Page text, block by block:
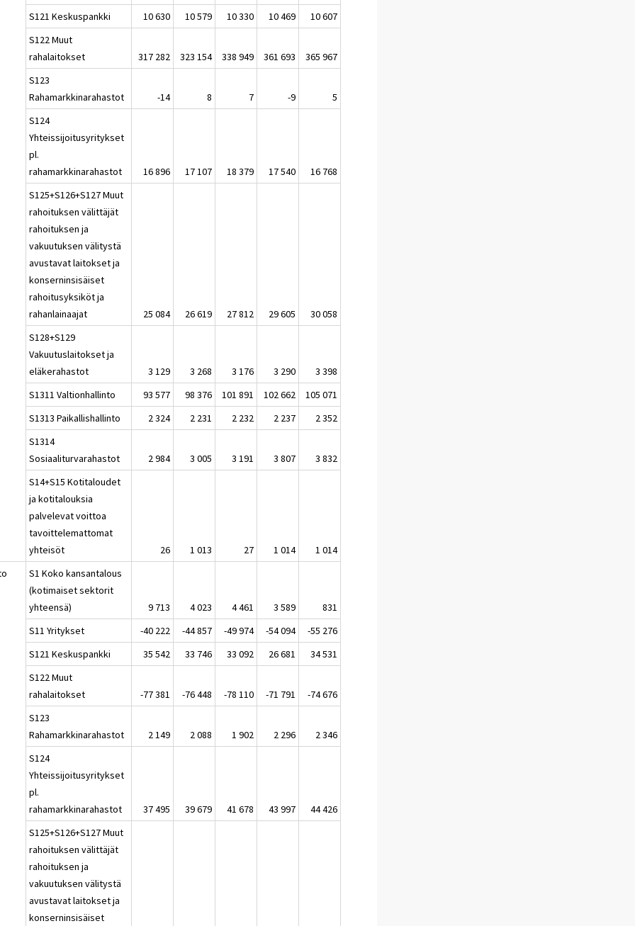
S121 Keskuspankki
10 630 10 579 10 330 10 469
10 607
S122 Muut
rahalaitokset
317 282 323 154 338 949 361 693
365 967
S123
Rahamarkkinarahastot
-14 8 7 -9
5
S124
Yhteissijoitusyritykset
pl.
rahamarkkinarahastot
16 896 17 107 18 379 17 540
16 768
S125+S126+S127 Muut
rahoituksen välittäjät
rahoituksen ja
vakuutuksen välitystä
avustavat laitokset ja
konserninsisäiset
rahoitusyksiköt ja
rahanlainaajat
25 084 26 619 27 812 29 605
30 058
S128+S129
Vakuutuslaitokset ja
eläkerahastot
3 129 3 268 3 176 3 290
3 398
S1311 Valtionhallinto
93 577 98 376 101 891 102 662
105 071
S1313 Paikallishallinto
2 324 2 231 2 232 2 237
2 352
S1314
Sosiaaliturvarahastot
2 984 3 005 3 191 3 807
3 832
S14+S15 Kotitaloudet
ja kotitalouksia
palvelevat voittoa
tavoittelemattomat
yhteisöt
26 1 013 27 1 014
1 014
S1 Koko kansantalous
(kotimaiset sektorit
yhteensä)
9 713 4 023 4 461 3 589
831
S11 Yritykset
-40 222 -44 857 -49 974 -54 094
-55 276
S121 Keskuspankki
35 542 33 746 33 092 26 681
34 531
S122 Muut
rahalaitokset
-77 381 -76 448 -78 110 -71 791
-74 676
S123
Rahamarkkinarahastot
2 149 2 088 1 902 2 296
2 346
S124
Yhteissijoitusyritykset
pl.
rahamarkkinarahastot
37 495 39 679 41 678 43 997
44 426
S125+S126+S127 Muut
rahoituksen välittäjät
rahoituksen ja
vakuutuksen välitystä
avustavat laitokset ja
konserninsisäiset